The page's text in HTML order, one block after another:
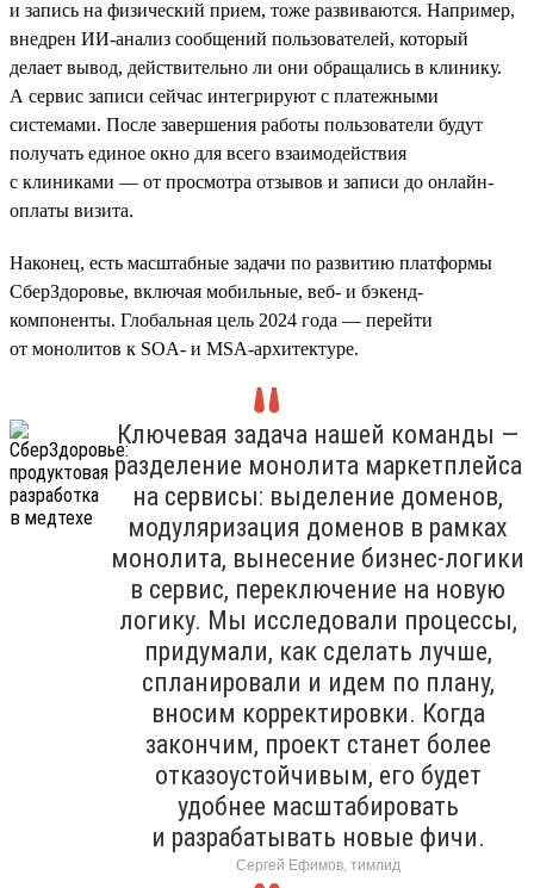
и запись на физический прием, тоже развиваются. Например,
внедрен ИИ-анализ сообщений пользователей, который
делает вывод, действительно ли они обращались в клинику.
А сервис записи сейчас интегрируют с платежными
системами. После завершения работы пользователи будут
получать единое окно для всего взаимодействия
с клиниками — от просмотра отзывов и записи до онлайн-
оплаты визита.
Наконец, есть масштабные задачи по развитию платформы
СберЗдоровье, включая мобильные, веб- и бэкенд-
компоненты. Глобальная цель 2024 года — перейти
от монолитов к SOA- и MSA-архитектуре.
Ключевая задача нашей команды —
разделение монолита маркетплейса
на сервисы: выделение доменов,
модуляризация доменов в рамках
монолита, вынесение бизнес-логики
в сервис, переключение на новую
логику. Мы исследовали процессы,
придумали, как сделать лучше,
спланировали и идем по плану,
вносим корректировки. Когда
закончим, проект станет более
отказоустойчивым, его будет
удобнее масштабировать
и разрабатывать новые фичи.
Сергей Ефимов, тимлид